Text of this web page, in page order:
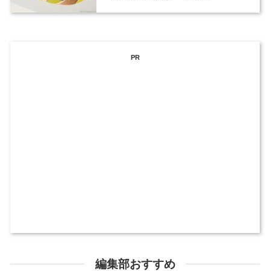
PR
編集部おすすめ